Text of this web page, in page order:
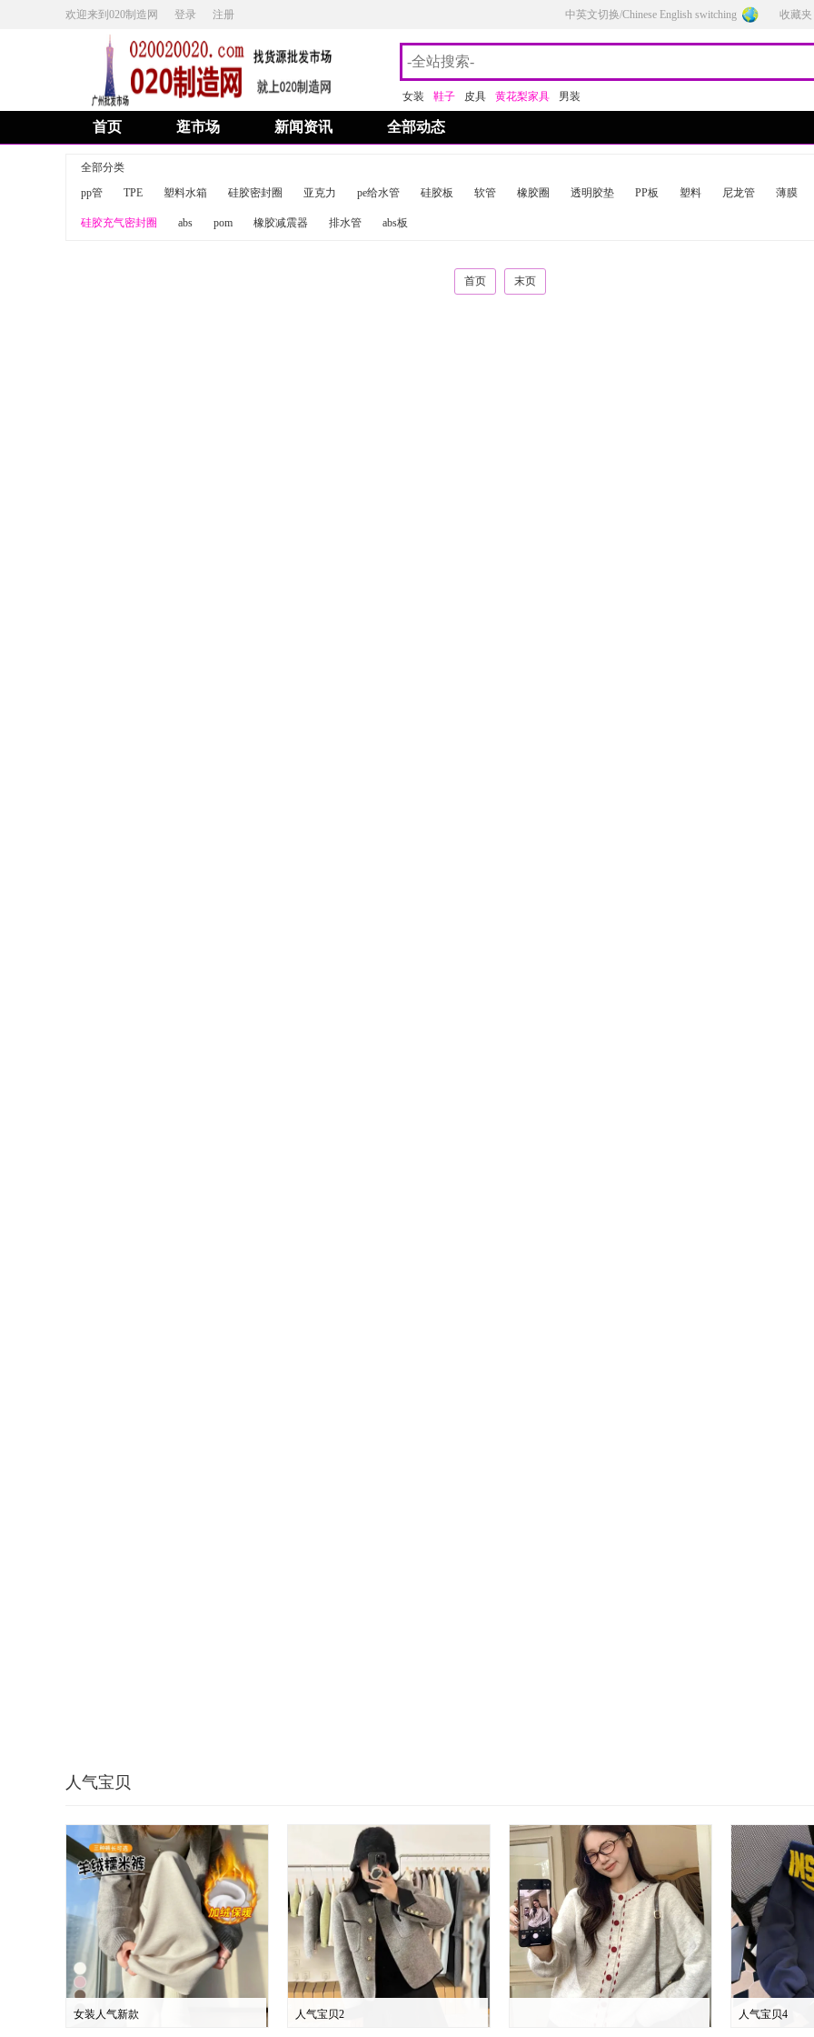
欢迎来到020制造网 登录 注册 中英文切换/Chinese English switching 收藏夹
女装 鞋子 皮具 黄花梨家具 男装
首页 逛市场 新闻资讯 全部动态
全部分类
pp管
TPE 塑料水箱 硅胶密封圈 亚克力 pe给水管 硅胶板 软管 橡胶圈 透明胶垫 PP板 塑料 尼龙管 薄膜
硅胶充气密封圈 abs pom 橡胶减震器 排水管 abs板
首页 末页
人气宝贝
女装人气新款 人气宝贝2 人气宝贝4